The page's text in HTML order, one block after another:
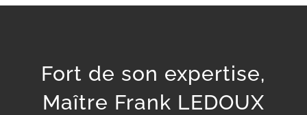
Fort de son expertise,
Maître Frank LEDOUX